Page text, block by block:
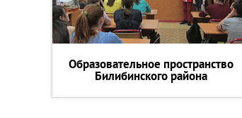
Образовательное пространство
Билибинского района